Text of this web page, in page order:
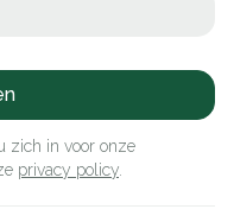
zich in voor onze
privacy policy